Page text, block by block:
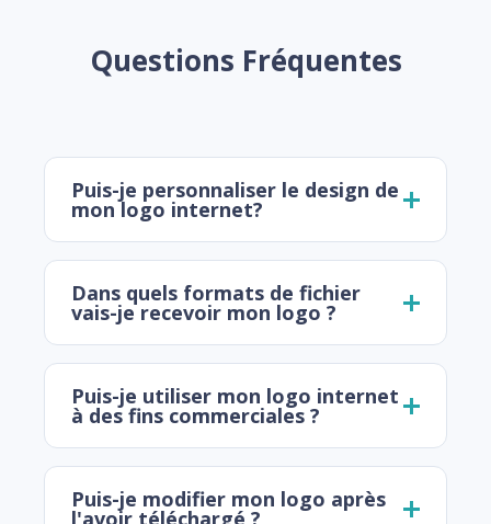
Questions Fréquentes
Puis-je personnaliser le design de
mon logo internet?
Dans quels formats de fichier
vais-je recevoir mon logo ?
Puis-je utiliser mon logo internet
à des fins commerciales ?
Puis-je modifier mon logo après